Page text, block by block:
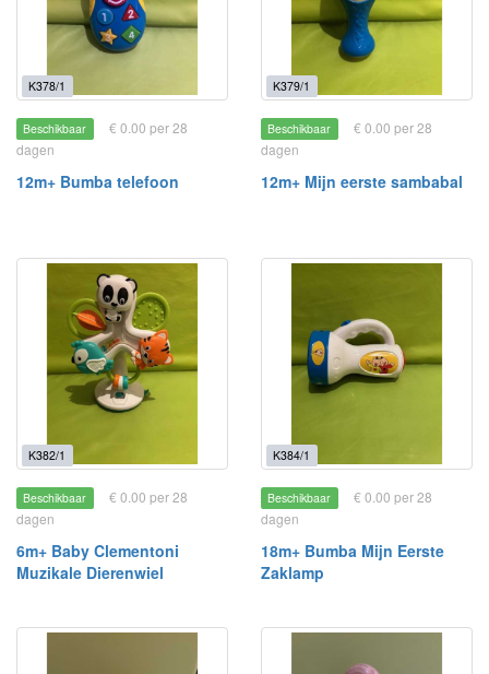
K378/1
Beschikbaar
€ 0.00 per 28
dagen
12m+ Bumba telefoon
K379/1
Beschikbaar
€ 0.00 per 28
dagen
12m+ Mijn eerste sambabal
K382/1
Beschikbaar
€ 0.00 per 28
dagen
6m+ Baby Clementoni
Muzikale Dierenwiel
K384/1
Beschikbaar
€ 0.00 per 28
dagen
18m+ Bumba Mijn Eerste
Zaklamp